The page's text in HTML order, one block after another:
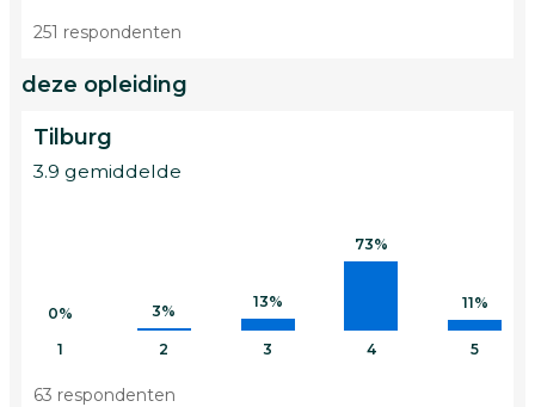
251 respondenten
deze opleiding
Tilburg
3.9 gemiddelde
0%
1
3%
2
13%
3
73%
4
11%
5
63 respondenten